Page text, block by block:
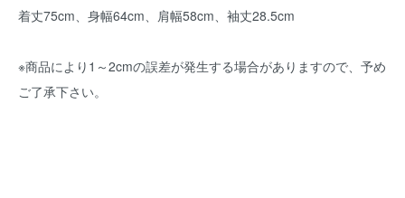
着丈75cm、身幅64cm、肩幅58cm、袖丈28.5cm
※商品により1～2cmの誤差が発生する場合がありますので、予め
ご了承下さい。